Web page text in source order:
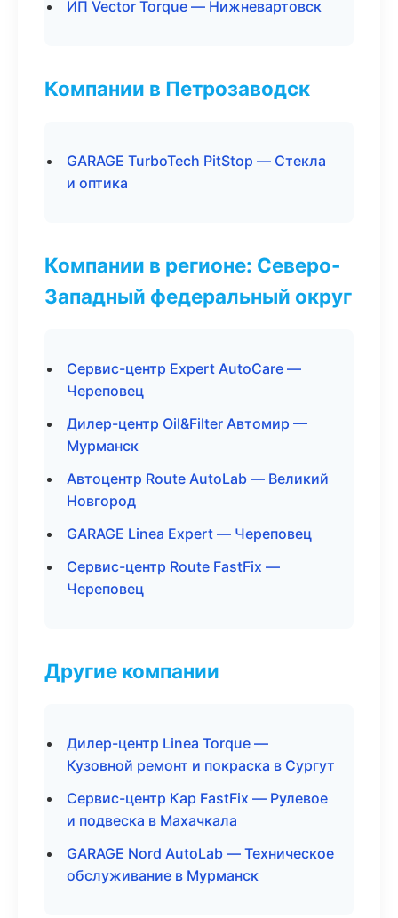
ИП Vector Torque — Нижневартовск
Компании в Петрозаводск
GARAGE TurboTech PitStop — Стекла
и оптика
Компании в регионе: Северо-
Западный федеральный округ
Сервис-центр Expert AutoCare —
Череповец
Дилер-центр Oil&Filter Автомир —
Мурманск
Автоцентр Route AutoLab — Великий
Новгород
GARAGE Linea Expert — Череповец
Сервис-центр Route FastFix —
Череповец
Другие компании
Дилер-центр Linea Torque —
Кузовной ремонт и покраска в Сургут
Сервис-центр Кар FastFix — Рулевое
и подвеска в Махачкала
GARAGE Nord AutoLab — Техническое
обслуживание в Мурманск